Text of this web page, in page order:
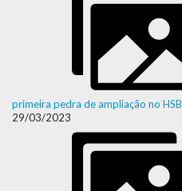
primeira pedra de ampliação no HSB
29/03/2023